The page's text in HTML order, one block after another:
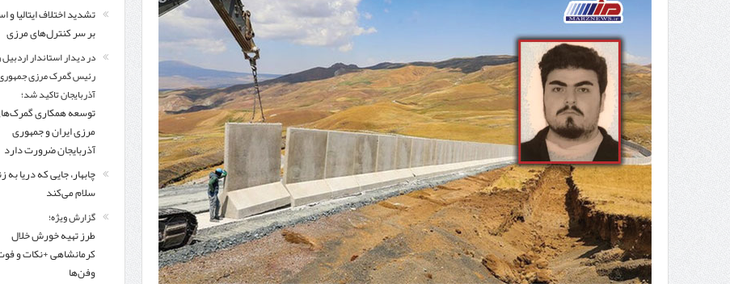
راه‌اندازی کامل منطقه آزاد اردبیل-بیله‌سوار و منطقه ویژه اقتصادی نمین تسریع شود
در دیدار
تخصیص ۳۰۰میلیارد تومان برای تکمیل بزرگراه اردبیل-سرچم
کشف ۱۱ قبضه سلاح کلت کمری توسط مرزبانان هنگ مرزی ارومیه
رئیس سازمان راهداری:
مرز چیلات دهلران می‌تواند مکمل مرز بین‌المللی مهران شود
تشدید اختلاف ایتالیا و
بر سر کنترل‌های مرزی
در دیدار استاندار
رئیس گمرک مرزی
آذربایجان تاکید شد؛
توسعه همکاری
مرزی ایران و جمهوری
آذربایجان ضرورت دارد
چابهار، جایی که دریا
سلام می‌کند
گزارش ویژه؛
طرز تهیه خورش خلال
کرمانشاهی +نکات و
وفن‌ها